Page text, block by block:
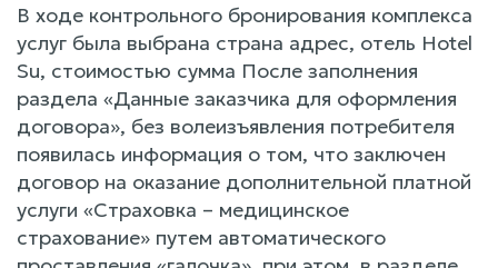
В ходе контрольного бронирования комплекса
услуг была выбрана страна адрес, отель Hotel
Su, стоимостью сумма После заполнения
раздела «Данные заказчика для оформления
договора», без волеизъявления потребителя
появилась информация о том, что заключен
договор на оказание дополнительной платной
услуги «Страховка – медицинское
страхование» путем автоматического